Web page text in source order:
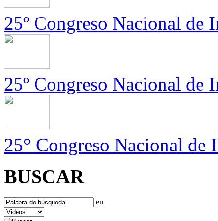
25º Congreso Nacional de
25º Congreso Nacional de
25° Congreso Nacional
BUSCAR
en